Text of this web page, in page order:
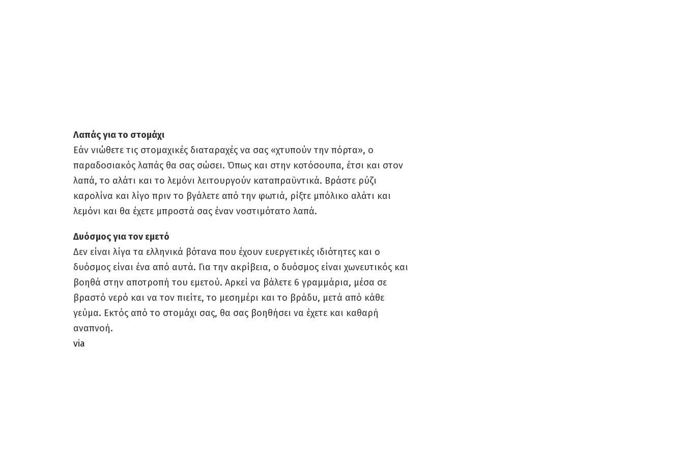
Λαπάς για το στομάχι
Εάν νιώθετε τις στομαχικές διαταραχές να σας «χτυπούν την πόρτα», ο
παραδοσιακός λαπάς θα σας σώσει. Όπως και στην κοτόσουπα, έτσι και στον
λαπά, το αλάτι και το λεμόνι λειτουργούν καταπραϋντικά. Βράστε ρύζι
καρολίνα και λίγο πριν το βγάλετε από την φωτιά, ρίξτε μπόλικο αλάτι και
λεμόνι και θα έχετε μπροστά σας έναν νοστιμότατο λαπά.
Δυόσμος για τον εμετό
Δεν είναι λίγα τα ελληνικά βότανα που έχουν ευεργετικές ιδιότητες και ο
δυόσμος είναι ένα από αυτά. Για την ακρίβεια, ο δυόσμος είναι χωνευτικός και
βοηθά στην αποτροπή του εμετού. Αρκεί να βάλετε 6 γραμμάρια, μέσα σε
βραστό νερό και να τον πιείτε, το μεσημέρι και το βράδυ, μετά από κάθε
γεύμα. Εκτός από το στομάχι σας, θα σας βοηθήσει να έχετε και καθαρή
αναπνοή.
via